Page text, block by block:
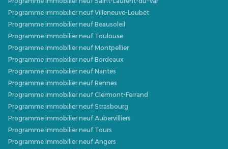
Programme immobilier neuf Villeneuve-Loubet
Programme immobilier neuf Beausoleil
Programme immobilier neuf Toulouse
Programme immobilier neuf Montpellier
Programme immobilier neuf Bordeaux
Programme immobilier neuf Nantes
Programme immobilier neuf Rennes
Programme immobilier neuf Clermont-Ferrand
Programme immobilier neuf Strasbourg
Programme immobilier neuf Aubervilliers
Programme immobilier neuf Tours
Programme immobilier neuf Angers